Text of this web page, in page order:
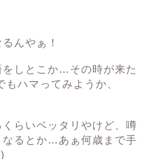
んやぁ！
しとこか…その時が来た
ハマってみようか、
らいベッタリやけど、噂
なるとか…あぁ何歳まで手